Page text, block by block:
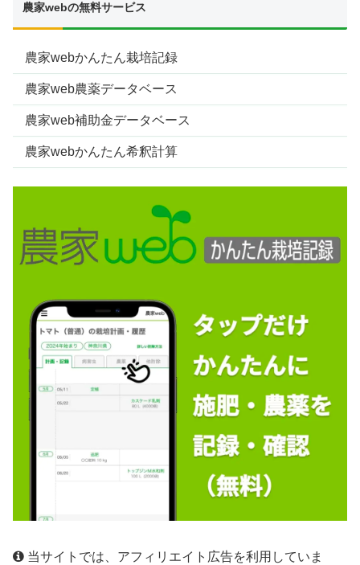
農家webの無料サービス
農家webかんたん栽培記録
農家web農薬データベース
農家web補助金データベース
農家webかんたん希釈計算
当サイトでは、アフィリエイト広告を利用していま